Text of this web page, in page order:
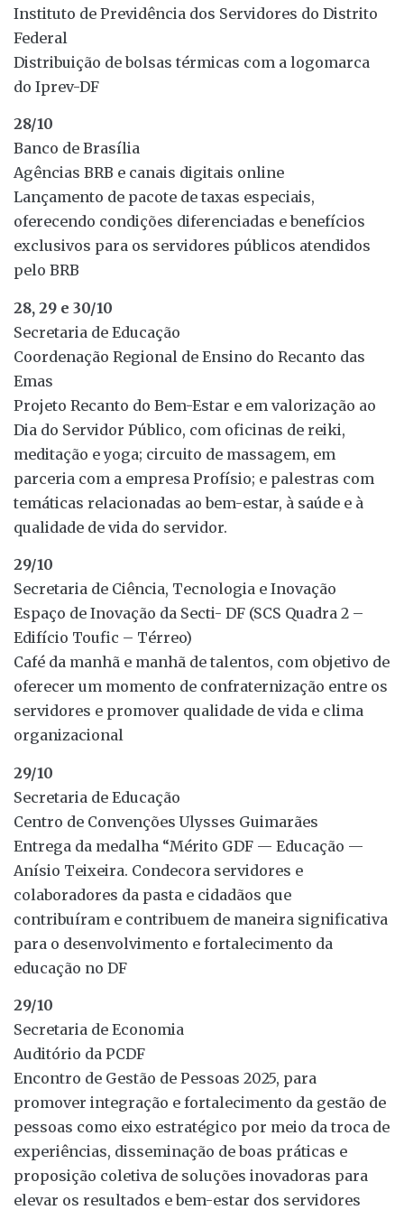
Instituto de Previdência dos Servidores do Distrito
Federal
Distribuição de bolsas térmicas com a logomarca
do Iprev-DF
28/10
Banco de Brasília
Agências BRB e canais digitais online
Lançamento de pacote de taxas especiais,
oferecendo condições diferenciadas e benefícios
exclusivos para os servidores públicos atendidos
pelo BRB
28, 29 e 30/10
Secretaria de Educação
Coordenação Regional de Ensino do Recanto das
Emas
Projeto Recanto do Bem-Estar e em valorização ao
Dia do Servidor Público, com oficinas de reiki,
meditação e yoga; circuito de massagem, em
parceria com a empresa Profísio; e palestras com
temáticas relacionadas ao bem-estar, à saúde e à
qualidade de vida do servidor.
29/10
Secretaria de Ciência, Tecnologia e Inovação
Espaço de Inovação da Secti- DF (SCS Quadra 2 –
Edifício Toufic – Térreo)
Café da manhã e manhã de talentos, com objetivo de
oferecer um momento de confraternização entre os
servidores e promover qualidade de vida e clima
organizacional
29/10
Secretaria de Educação
Centro de Convenções Ulysses Guimarães
Entrega da medalha “Mérito GDF — Educação —
Anísio Teixeira. Condecora servidores e
colaboradores da pasta e cidadãos que
contribuíram e contribuem de maneira significativa
para o desenvolvimento e fortalecimento da
educação no DF
29/10
Secretaria de Economia
Auditório da PCDF
Encontro de Gestão de Pessoas 2025, para
promover integração e fortalecimento da gestão de
pessoas como eixo estratégico por meio da troca de
experiências, disseminação de boas práticas e
proposição coletiva de soluções inovadoras para
elevar os resultados e bem-estar dos servidores